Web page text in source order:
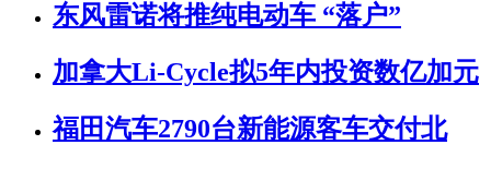
东风雷诺将推纯电动车 “落户”
加拿大Li-Cycle拟5年内投资数亿加元
福田汽车2790台新能源客车交付北